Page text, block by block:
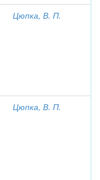
Цюпка, В. П.
Цюпка, В. П.